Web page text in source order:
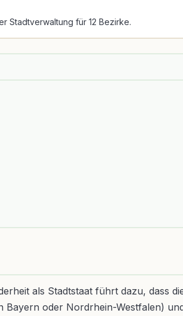
Stadtverwaltung für 12 Bezirke.
als Stadtstaat führt dazu, dass
oder Nordrhein-Westfalen)